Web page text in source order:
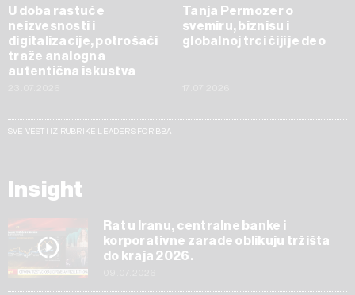
U doba rastuće
neizvesnosti i
digitalizacije, potrošači
traže analogna
autentična iskustva
Tanja Permozer o
svemiru, biznisu i
globalnoj trci čiji je deo
SVE VESTI IZ RUBRIKE LEADERS FOR BBA
Insight
Rat u Iranu, centralne banke i
korporativne zarade oblikuju tržišta
do kraja 2026.